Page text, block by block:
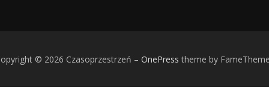
© 2026 Czasoprzestrzeń – OnePress theme by